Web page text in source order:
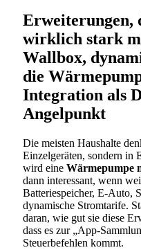
Erweiterungen,
wirklich stark
Wallbox,
die
Integration als
Angelpunkt
Die meisten Haushalte
Einzelgeräten, sondern in
wird eine Wärmepumpe
dann interessant, wenn
Batteriespeicher, E-Auto,
dynamische Stromtarife.
daran, wie gut sie diese
dass es zur „App-
Steuerbefehlen kommt.